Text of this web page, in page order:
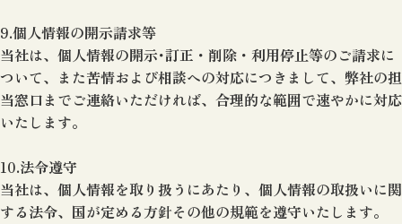
9.個人情報の開示請求等
当社は、個人情報の開示･訂正・削除・利用停止等のご請求に
ついて、また苦情および相談への対応につきまして、弊社の担
当窓口までご連絡いただければ、合理的な範囲で速やかに対応
いたします。
10.法令遵守
当社は、個人情報を取り扱うにあたり、個人情報の取扱いに関
する法令、国が定める方針その他の規範を遵守いたします。